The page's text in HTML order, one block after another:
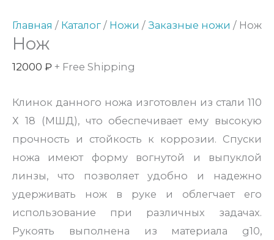
Главная / Каталог / Ножи / Заказные ножи / Нож
Нож
12000 ₽ + Free Shipping
Клинок данного ножа изготовлен из стали 110
Х 18 (МШД), что обеспечивает ему высокую
прочность и стойкость к коррозии. Спуски
ножа имеют форму вогнутой и выпуклой
линзы, что позволяет удобно и надежно
удерживать нож в руке и облегчает его
использование при различных задачах.
Рукоять выполнена из материала g10,